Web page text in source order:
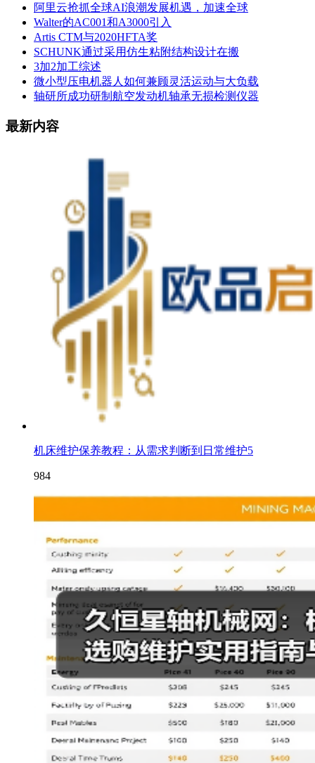
阿里云抢抓全球AI浪潮发展机遇，加速全球
Walter的AC001和A3000引入
Artis CTM与2020HFTA奖
SCHUNK通过采用仿生粘附结构设计在搬
3加2加工综述
微小型压电机器人如何兼顾灵活运动与大负载
轴研所成功研制航空发动机轴承无损检测仪器
最新内容
机床维护保养教程：从需求判断到日常维护5
984